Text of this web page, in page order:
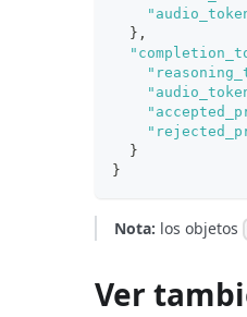
} ,
}
}
Nota: los objetos
Ver